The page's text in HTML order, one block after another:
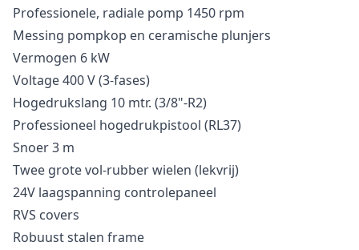
Professionele, radiale pomp 1450 rpm
Messing pompkop en ceramische plunjers
Vermogen 6 kW
Voltage 400 V (3-fases)
Hogedrukslang 10 mtr. (3/8"-R2)
Professioneel hogedrukpistool (RL37)
Snoer 3 m
Twee grote vol-rubber wielen (lekvrij)
24V laagspanning controlepaneel
RVS covers
Robuust stalen frame